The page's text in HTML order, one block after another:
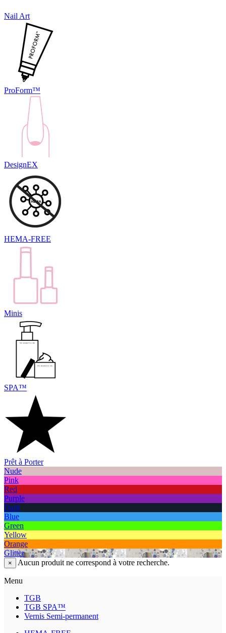
Nail Art
ProForm™
DesignEX
HEMA-FREE
Minis
SPA™
Prêt à Porter
Nude
Pink
Red
Purple
Dark
Blue
Green
Yellow
Orange
Glitter
× Aucun produit ne correspond à votre recherche.
Menu
TGB
TGB SPA™
Vernis Semi-permanent